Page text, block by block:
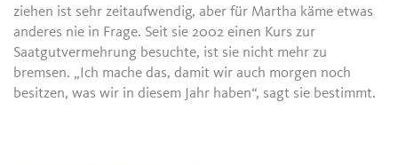
ziehen ist sehr zeitaufwendig, aber für Martha käme etwas
anderes nie in Frage. Seit sie 2002 einen Kurs zur
Saatgutvermehrung besuchte, ist sie nicht mehr zu
bremsen. „Ich mache das, damit wir auch morgen noch
besitzen, was wir in diesem Jahr haben“, sagt sie bestimmt.